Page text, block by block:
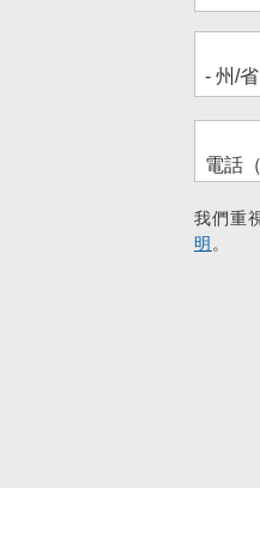
我們重
明。